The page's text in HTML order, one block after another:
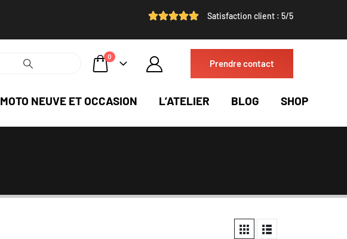
Satisfaction client : 5/5
0
Prendre contact
MOTO NEUVE ET OCCASION L’ATELIER BLOG SHOP